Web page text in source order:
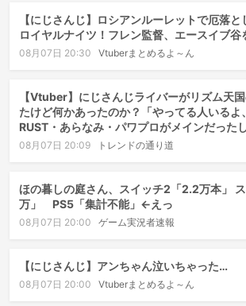
【にじさんじ】ロシアンルーレットで厄落
ロイヤルナイツ！フレン監督、エースイブ谷
08月07日 20:30 Vtuberまとめるよ～ん
【Vtuber】にじさんじライバーがリズム天
たけど何かあったのか？「やってる人いるよ
RUST・あらなみ・パワプロがメインだったし
08月07日 20:09 トレンドの通り道
ほの暮しの庭さん、スイッチ2「2.2万本」
万」 PS5「集計不能」←えっ
08月07日 20:00 ゲーム実況者速報
【にじさんじ】アンちゃん泣いちゃった…
08月07日 20:00 Vtuberまとめるよ～ん